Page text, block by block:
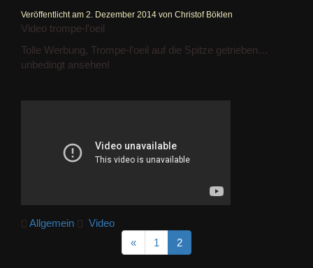
Veröffentlicht am 2. Dezember 2014 von Christof Böklen
Video trompe-l’oeil
Tolle Werbung, Trompe-l’oeil auf die Spitze getrieben…
unbedingt ansehen!
Allgemein
Video
«
1 2